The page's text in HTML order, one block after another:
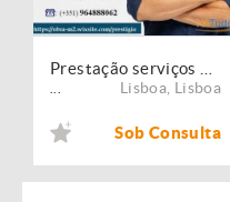
Lisboa Lisboa
Sob Consulta